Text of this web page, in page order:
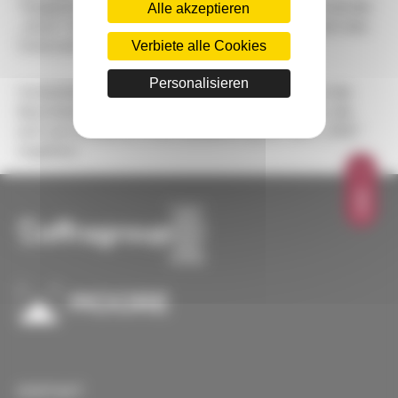
Tätigkeitszugehörigkeit eines Unternehmens) und die
„Siren“-Nummer (neunstellige Registriernummer) des
Unternehmens aufgezeichnet.
Vorbehaltlich einer gegenteiligen Mitteilung ist die
sich zum Zeitpunkt ihrer Auslieferung aus dem „RNE“
Alle akzeptieren
Verbiete alle Cookies
Personalisieren